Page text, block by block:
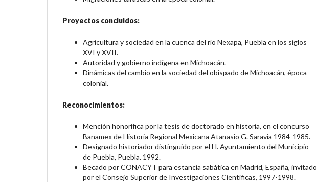
Proyectos concluidos:
Agricultura y sociedad en la cuenca del río Nexapa, Puebla en los siglos
XVI y XVII.
Autoridad y gobierno indígena en Michoacán.
Dinámicas del cambio en la sociedad del obispado de Michoacán, época
colonial.
Reconocimientos:
Mención honorífica por la tesis de doctorado en historia, en el concurso
Banamex de Historia Regional Mexicana Atanasio G. Saravia 1984-1985.
Designado historiador distinguido por el H. Ayuntamiento del Municipio
de Puebla, Puebla. 1992.
Becado por CONACYT para estancia sabática en Madrid, España, invitado
por el Consejo Superior de Investigaciones Científicas, 1997-1998.